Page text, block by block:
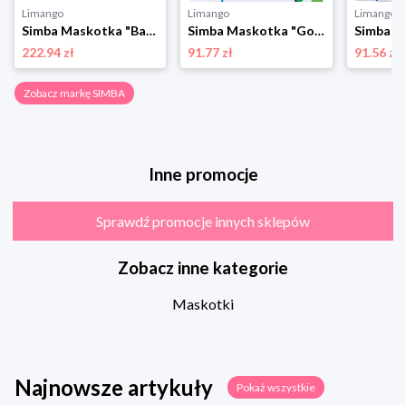
Limango
Simba Maskotka "Baby Boo" - 3+ rozmiar: onesize
222.94 zł
Limango
Simba Maskotka "Good Luck Bear" - 0+ rozmiar: onesize
91.77 zł
Limango
91.56 zł
Zobacz markę SIMBA
Inne promocje
Sprawdź promocje innych sklepów
Zobacz inne kategorie
Maskotki
Najnowsze artykuły Pokaż wszystkie